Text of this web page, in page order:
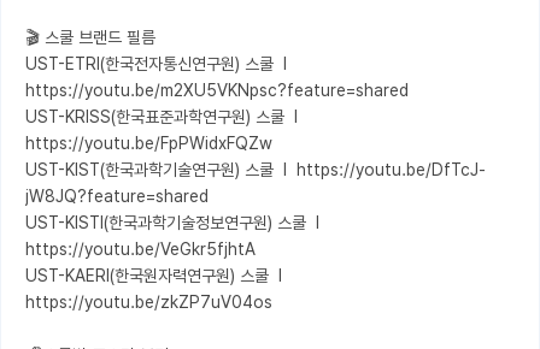
🎬 스쿨 브랜드 필름
UST-ETRI(한국전자통신연구원) 스쿨  l
https://youtu.be/m2XU5VKNpsc?feature=shared
UST-KRISS(한국표준과학연구원) 스쿨  l
https://youtu.be/FpPWidxFQZw
UST-KIST(한국과학기술연구원) 스쿨  l  https://youtu.be/DfTcJ-
jW8JQ?feature=shared
UST-KISTI(한국과학기술정보연구원) 스쿨  l
https://youtu.be/VeGkr5fjhtA
UST-KAERI(한국원자력연구원) 스쿨  l
https://youtu.be/zkZP7uV04os